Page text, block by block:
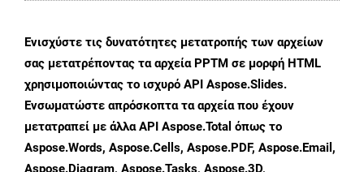
Ενισχύστε τις δυνατότητες μετατροπής των αρχείων
σας μετατρέποντας τα αρχεία PPTM σε μορφή HTML
χρησιμοποιώντας το ισχυρό API Aspose.Slides.
Ενσωματώστε απρόσκοπτα τα αρχεία που έχουν
μετατραπεί με άλλα API Aspose.Total όπως το
Aspose.Words, Aspose.Cells, Aspose.PDF, Aspose.Email,
Aspose.Diagram, Aspose.Tasks, Aspose.3D,